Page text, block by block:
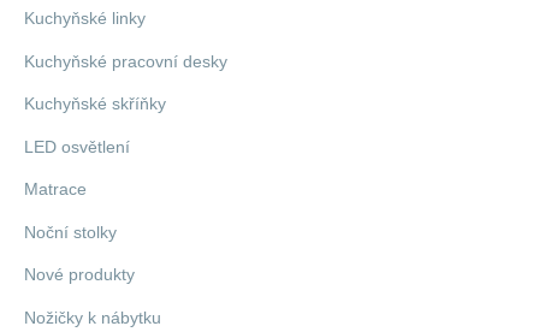
Kuchyňské linky
Kuchyňské pracovní desky
Kuchyňské skříňky
LED osvětlení
Matrace
Noční stolky
Nové produkty
Nožičky k nábytku